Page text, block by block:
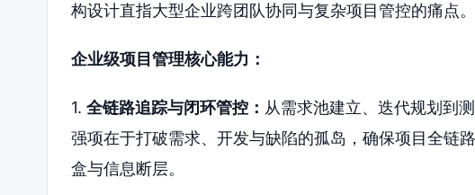
构设计直指大型企业跨团队协同与复杂项目管控的痛点。
企业级项目管理核心能力：
1. 全链路追踪与闭环管控： 从需求池建立、迭代规划到
强项在于打破需求、开发与缺陷的孤岛，确保项目全链
盒与信息断层。